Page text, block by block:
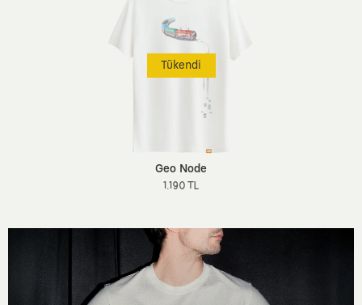
Tükendi
Geo Node
1.190 TL